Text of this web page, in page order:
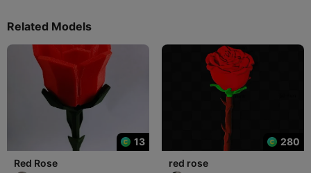
Related Models
13
Red Rose
280
red rose